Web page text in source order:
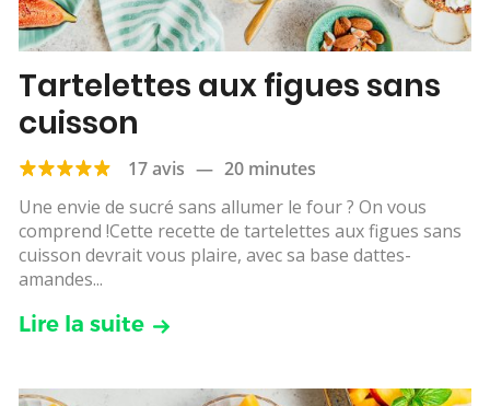
Tartelettes aux figues sans
cuisson
17 avis — 20 minutes
Une envie de sucré sans allumer le four ? On vous
comprend !Cette recette de tartelettes aux figues sans
cuisson devrait vous plaire, avec sa base dattes-
amandes...
Lire la suite